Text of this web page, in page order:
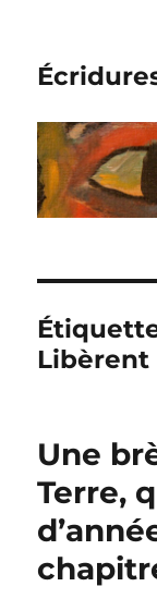
Libèrent
Une
Terre,